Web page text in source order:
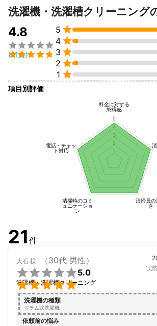
③私たちは一つの家族のような関係を築きた
何か困ったことや相談事があれば、いつでも
い。私たちが全力でサポートします。
■ お値段以上の高品質サービス！
■ "感謝できない内容"なら全額返金！
■ 大手ハウスクリーニング専門店出身！
■ 業界歴10年以上のベテランスタッフ在籍！
■ 清潔な身だしなみ
■ スリッパ持参
■ PayPay対応可能（現地決済選択時）
■ クレジットカード対応可能
洗濯機・洗濯槽クリーニング
4.8


(21件)
5 
4 
3 
2 
1 
項目別評価
料金に対する
納得感
清掃員の
さ
清掃時のコミ
ュニケーショ
ン
電話・チャッ
ト対応
1
2
3
4
5
21 件
大石 様 （30代 男性）


5.0
洗濯機・洗濯槽クリーニング
実
洗濯機の種類
ドラム式洗濯機
依頼前の悩み